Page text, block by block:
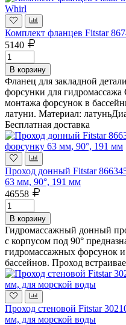
Комплект фланцев Fitstar
5140
В корзину
Фланец для закладной
форсунки для
монтажа форсунок в
латуни. Материал:
Бесплатная доставка
Проход донный Fitstar
63 мм, 90°, 191 мм
46558
В корзину
Гидромассажный донный
с корпусом под 90°
гидромассажных форсунок
бассейнов. Проход
Проход стеновой Fitstar
мм, для морской воды